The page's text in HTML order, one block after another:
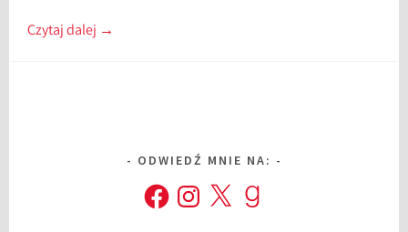
Czytaj dalej →
ODWIEDŹ MNIE NA:
FacebookInstagram
X Goodreads